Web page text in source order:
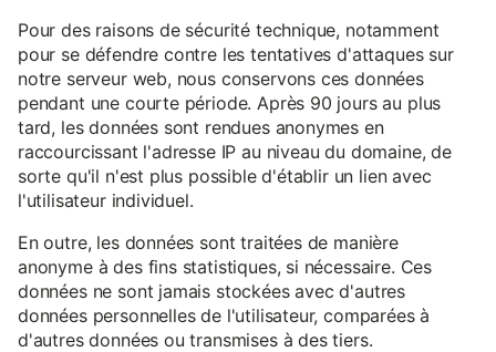
Pour des raisons de sécurité technique, notamment
pour se défendre contre les tentatives d'attaques sur
notre serveur web, nous conservons ces données
pendant une courte période. Après 90 jours au plus
tard, les données sont rendues anonymes en
raccourcissant l'adresse IP au niveau du domaine, de
sorte qu'il n'est plus possible d'établir un lien avec
l'utilisateur individuel.
En outre, les données sont traitées de manière
anonyme à des fins statistiques, si nécessaire. Ces
données ne sont jamais stockées avec d'autres
données personnelles de l'utilisateur, comparées à
d'autres données ou transmises à des tiers.